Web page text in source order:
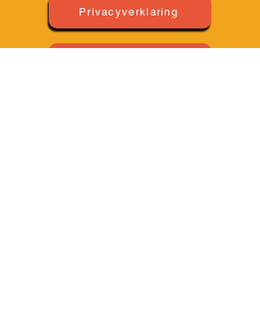
Privacyverklaring